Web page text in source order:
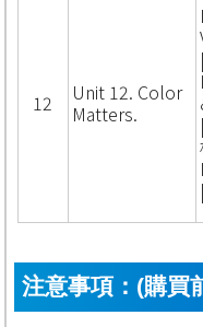
12
Unit 12. Color
Matters.
注意事項：(購買